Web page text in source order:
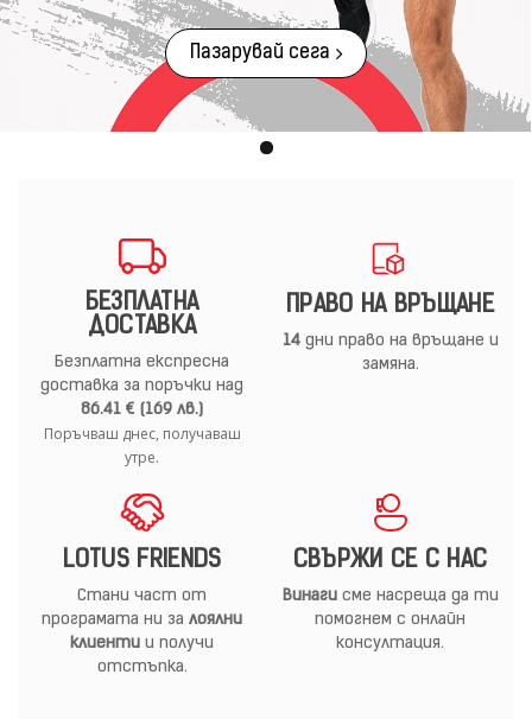
Пазарувай сега
БЕЗПЛАТНА
ДОСТАВКА
Безплатна експресна
доставка за поръчки над
86.41 € (169 лв.)
Поръчваш днес, получаваш
утре.
ПРАВО НА ВРЪЩАНЕ
14дни право на връщане и
замяна.
LOTUS FRIENDS
Стани част от
програмата ни за лоялни
клиенти и получи
отстъпка.
СВЪРЖИ СЕ С НАС
Винагисме насреща да ти
помогнем с онлайн
консултация.